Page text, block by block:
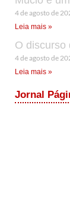
4 de agosto de
Leia mais »
O discurso
4 de agosto de
Leia mais »
Jornal